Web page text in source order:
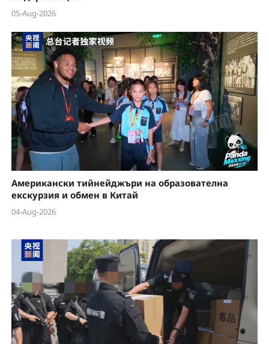
05-Aug-2026
Американски тийнейджъри на образователна
екскурзия и обмен в Китай
04-Aug-2026